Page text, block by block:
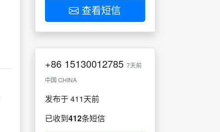
查看短信
+86 15130012785 7天前
中国 CHINA
发布于 411天前
已收到412条短信